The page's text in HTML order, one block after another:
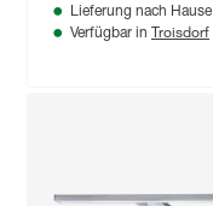
Lieferung nach Hause
Verfügbar in Troisdorf